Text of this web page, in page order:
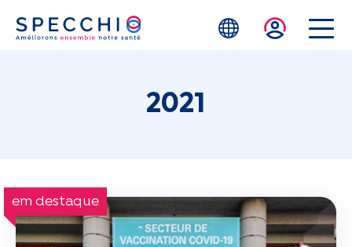
Skip to main content
2021
em destaque